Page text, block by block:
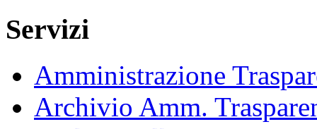
Servizi
Amministrazione
Archivio Amm.